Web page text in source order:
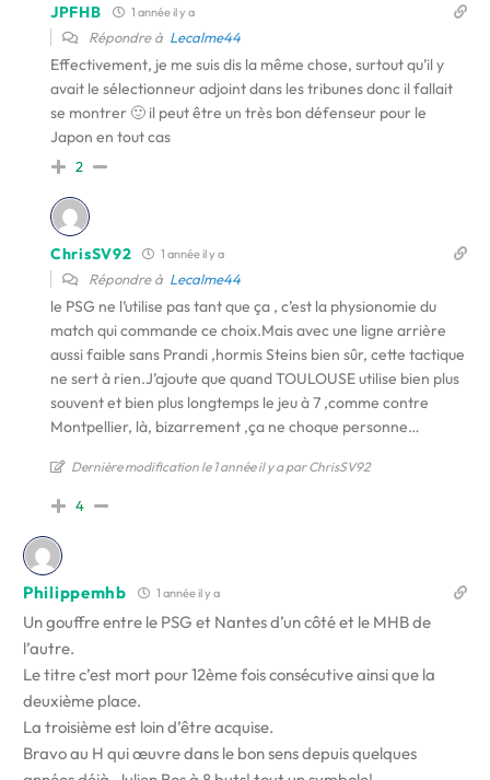
JPFHB 1 année il y a
Répondre à Lecalme44
Effectivement, je me suis dis la même chose, surtout qu’il y
avait le sélectionneur adjoint dans les tribunes donc il fallait
se montrer 🙂 il peut être un très bon défenseur pour le
Japon en tout cas
2
ChrisSV92 1 année il y a
Répondre à Lecalme44
le PSG ne l’utilise pas tant que ça , c’est la physionomie du
match qui commande ce choix.Mais avec une ligne arrière
aussi faible sans Prandi ,hormis Steins bien sûr, cette tactique
ne sert à rien.J’ajoute que quand TOULOUSE utilise bien plus
souvent et bien plus longtemps le jeu à 7 ,comme contre
Montpellier, là, bizarrement ,ça ne choque personne…
Dernière modification le 1 année il y a par ChrisSV92
4
Philippemhb 1 année il y a
Un gouffre entre le PSG et Nantes d’un côté et le MHB de
l’autre.
Le titre c’est mort pour 12ème fois consécutive ainsi que la
deuxième place.
La troisième est loin d’être acquise.
Bravo au H qui œuvre dans le bon sens depuis quelques